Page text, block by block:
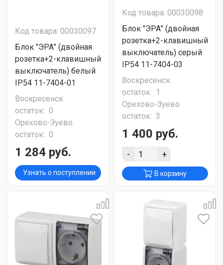
Код товара: 00030097
Блок "ЭРА" (двойная
розетка+2-клавишный
выключатель) белый
IP54 11-7404-01
Воскресенск
остаток: 0
Орехово-Зуево
остаток: 0
1 284 руб.
Узнать о поступлении
Код товара: 00030098
Блок "ЭРА" (двойная
розетка+2-клавишный
выключатель) серый
IP54 11-7404-03
Воскресенск
остаток: 1
Орехово-Зуево
остаток: 3
1 400 руб.
- +
В корзину